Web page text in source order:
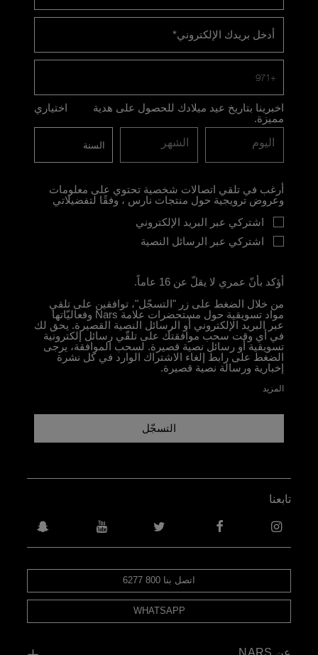
أدخل بريدك الإلكتروني*
+971
اخبرينا بتاريخ عيد ميلادك للحصول على هدية
مميزة.
اختياري
اليوم الشهر
أرغب في تلقي اتصالات شخصية تحتوي على معلومات
وعروض ترويجية حول منتجات نارس ، وفقًا لتفضيلاتي
اشتركي عبر البريد الإلكتروني
اشتركي عبر الرسائل النصية
أؤكد بأنّ عمري لا يقلّ عن 16 عاماً.
من خلال الضغط على زر "التسجّل"، توافقين على تلقي
مواد تسويقية حول مستحضرات علامة Nars وفعاليّاتها
عبر البريد الإلكتروني أو الرسائل النصية القصيرة. يحق لك
في أي وقت سحب موافقتك على تلقّي رسائل إلكترونية
تسويقية أو رسائل نصية قصيرة. لسحب الموافقة، يرجى
الضغط على رابط إلغاء الاشتراك الوارد في كل نشرة
إخبارية ورسالة نصية قصيرة.
المزيد
التسجّل
اتصل بنا 800 6277
WHATSAPP
تابعنا